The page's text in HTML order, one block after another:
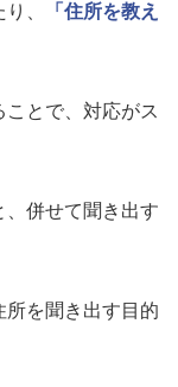
、
「住所を教え
とで、対応がス
、併せて聞き出す
所を聞き出す目的